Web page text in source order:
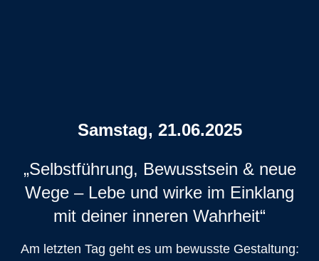
Samstag, 21.06.2025
„Selbstführung, Bewusstsein & neue
Wege – Lebe und wirke im Einklang
mit deiner inneren Wahrheit“
Am letzten Tag geht es um bewusste Gestaltung: